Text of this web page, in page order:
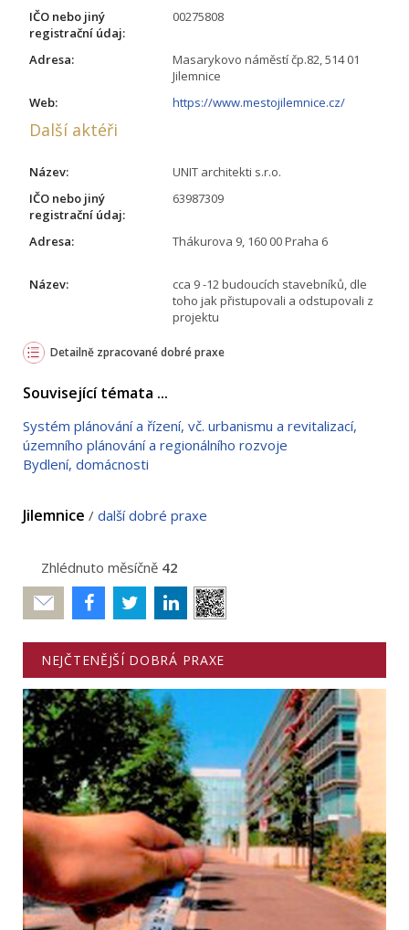
IČO nebo jiný
registrační údaj:
00275808
Adresa:
Masarykovo náměstí čp.82, 514 01
Jilemnice
Web:
https://www.mestojilemnice.cz/
Další aktéři
Název:
UNIT architekti s.r.o.
IČO nebo jiný
registrační údaj:
63987309
Adresa: Thákurova 9, 160 00 Praha 6
Název:
cca 9 -12 budoucích stavebníků, dle
toho jak přistupovali a odstupovali z
projektu
Detailně zpracované dobré praxe
Související témata ...
Systém plánování a řízení, vč. urbanismu a revitalizací,
územního plánování a regionálního rozvoje
Bydlení, domácnosti
Jilemnice / další dobré praxe
Zhlédnuto měsíčně 42
Poslat
NEJČTENĚJŠÍ DOBRÁ PRAXE